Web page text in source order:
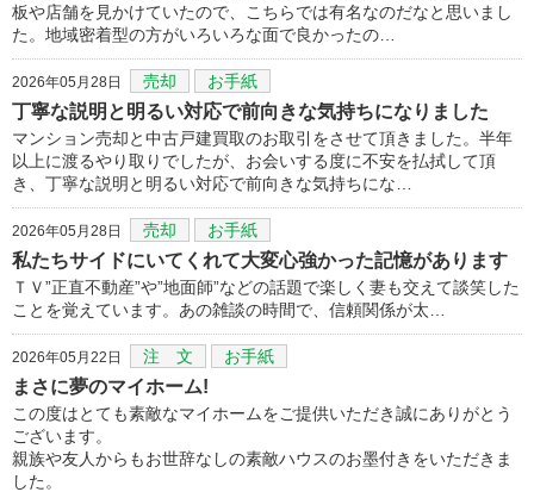
板や店舗を見かけていたので、こちらでは有名なのだなと思いまし
た。地域密着型の方がいろいろな面で良かったの…
2026年05月28日 売却 お手紙
丁寧な説明と明るい対応で前向きな気持ちになりました
マンション売却と中古戸建買取のお取引をさせて頂きました。半年
以上に渡るやり取りでしたが、お会いする度に不安を払拭して頂
き、丁寧な説明と明るい対応で前向きな気持ちにな…
2026年05月28日 売却 お手紙
私たちサイドにいてくれて大変心強かった記憶があります
ＴＶ”正直不動産”や”地面師”などの話題で楽しく妻も交えて談笑した
ことを覚えています。あの雑談の時間で、信頼関係が太…
2026年05月22日 注 文 お手紙
まさに夢のマイホーム!
この度はとても素敵なマイホームをご提供いただき誠にありがとう
ございます。
親族や友人からもお世辞なしの素敵ハウスのお墨付きをいただきま
した。